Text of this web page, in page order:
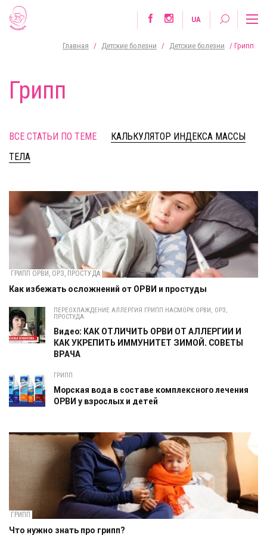
UA
Главная / Детские болезни / Детские болезни / Грипп
Грипп
ВСЕ СТАТЬИ ПО ТЕМЕ
КАЛЬКУЛЯТОР ИНДЕКСА МАССЫ
ТЕЛА
ГРИПП ОРВИ, ОРЗ, ПРОСТУДА
Как избежать осложнений от ОРВИ и простуды
ПЕРЕОХЛАЖДЕНИЕ АЛЛЕРГИЯ ГРИПП НАСМОРК ОРВИ, ОРЗ,
ПРОСТУДА
Видео: КАК ОТЛИЧИТЬ ОРВИ ОТ АЛЛЕРГИИ И
КАК УКРЕПИТЬ ИММУНИТЕТ ЗИМОЙ. СОВЕТЫ
ВРАЧА
ГРИПП
Морская вода в составе комплексного лечения
ОРВИ у взрослых и детей
ГРИПП
Что нужно знать про грипп?